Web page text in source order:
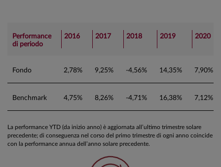
Performance
di periodo
2016 2017 2018 2019 2020
Fondo 2,78% 9,25% -4,56% 14,35% 7,90%
Benchmark 4,75% 8,26% -4,71% 16,38% 7,12%
La performance YTD (da inizio anno) è aggiornata all’ultimo trimestre solare
precedente; di conseguenza nel corso del primo trimestre di ogni anno coincide
con la performance annua dell’anno solare precedente.